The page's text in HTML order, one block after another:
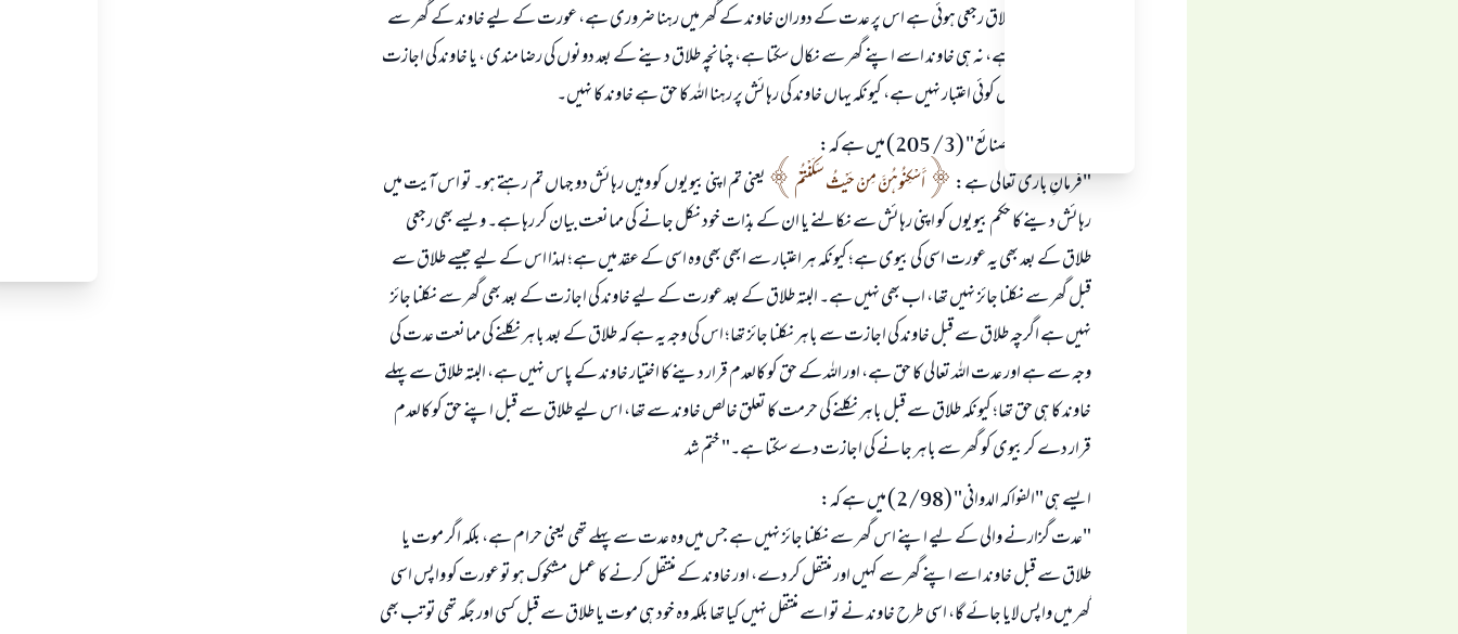
جس عورت کو طلاق رجعی ہوئی ہے اس پر عدت کے دوران خاوند کے گھر میں رہنا ضروری ہے، عورت کے لیے خاوند کے گھر سے
نکلنا جائز نہیں ہے، نہ ہی خاوند اسے اپنے گھر سے نکال سکتا ہے، چنانچہ طلاق دینے کے بعد دونوں کی رضا مندی ، یا خاوند کی اجازت
کا اس معاملے میں کوئی اعتبار نہیں ہے، کیونکہ یہاں خاوند کی رہائش پر رہنا اللہ کا حق ہے خاوند کا نہیں۔
جیسے کہ "بدائع الصنائع" (3/ 205) میں ہے کہ:
"فرمانِ باری تعالی ہے:
أَسْكِنُوهُنَّ مِنْ حَيْثُ سَكَنْتُمْ
یعنی تم اپنی بیویوں کو وہیں رہائش دو جہاں تم رہتے ہو۔ تو اس آیت میں
رہائش دینے کا حکم بیویوں کو اپنی رہائش سے نکالنے یا ان کے بذات خود نکل جانے کی ممانعت بیان کر رہا ہے۔ ویسے بھی رجعی
طلاق کے بعد بھی یہ عورت اسی کی بیوی ہے؛ کیونکہ ہر اعتبار سے ابھی بھی وہ اسی کے عقد میں ہے؛ لہذا اس کے لیے جیسے طلاق سے
قبل گھر سے نکلنا جائز نہیں تھا، اب بھی نہیں ہے۔ البتہ طلاق کے بعد عورت کے لیے خاوند کی اجازت کے بعد بھی گھر سے نکلنا جائز
نہیں ہے اگرچہ طلاق سے قبل خاوند کی اجازت سے باہر نکلنا جائز تھا؛ اس کی وجہ یہ ہے کہ طلاق کے بعد باہر نکلنے کی ممانعت عدت کی
وجہ سے ہے اور عدت اللہ تعالی کا حق ہے، اور اللہ کے حق کو کالعدم قرار دینے کا اختیار خاوند کے پاس نہیں ہے، البتہ طلاق سے پہلے
خاوند کا ہی حق تھا؛ کیونکہ طلاق سے قبل باہر نکلنے کی حرمت کا تعلق خالص خاوند سے تھا، اس لیے طلاق سے قبل اپنے حق کو کالعدم
قرار دے کر بیوی کو گھر سے باہر جانے کی اجازت دے سکتا ہے۔" ختم شد
ایسے ہی "الفواكه الدواني" (2/98) میں ہے کہ:
"عدت گزارنے والی کے لیے اپنے اس گھر سے نکلنا جائز نہیں ہے جس میں وہ عدت سے پہلے تھی یعنی حرام ہے، بلکہ اگر موت یا
طلاق سے قبل خاوند اسے اپنے گھر سے کہیں اور منتقل کر دے، اور خاوند کے منتقل کرنے کا عمل مشکوک ہو تو عورت کو واپس اسی
گھر میں واپس لایا جائے گا، اسی طرح خاوند نے تو اسے منتقل نہیں کیا تھا بلکہ وہ خود ہی موت یا طلاق سے قبل کسی اور جگہ تھی تو تب بھی